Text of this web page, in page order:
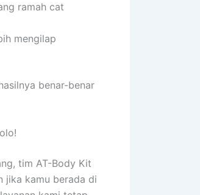
ramah cat
mengilap
benar-benar
tim AT-Body Kit
jika kamu berada di